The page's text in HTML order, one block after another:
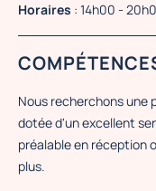
Horaires : 14h00 -
Nous recherchons une
dotée d'un excellent
préalable en réception
plus.